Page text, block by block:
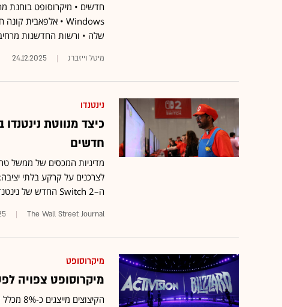
שלה • ורשות החדשנות
מיטל וייזברג 24.12.2025
נינטנדו
כיצד מנווטת
חדשים
מדיניות המכסים של ממשל
לצרכנים על קרקע בלתי
ה–Switch 2 החדש של נינטנדו הוא מקרה מבחן להתמודדות
The Wall Street Journal
מיקרוסופט
מיקרוסופט צפויה לפטר 1,900 עובדים בחטיבת